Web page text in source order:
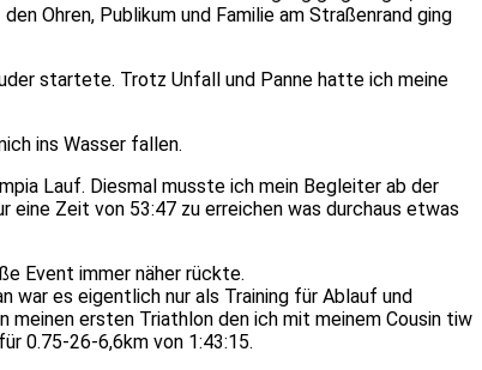
Ohren, Publikum und Familie am Straßenrand ging
startete. Trotz Unfall und Panne hatte ich meine
ins Wasser fallen.
Lauf. Diesmal musste ich mein Begleiter ab der
eine Zeit von 53:47 zu erreichen was durchaus etwas
Event immer näher rückte.
war es eigentlich nur als Training für Ablauf und
ersten Triathlon den ich mit meinem Cousin tiw
0.75-26-6,6km von 1:43:15.